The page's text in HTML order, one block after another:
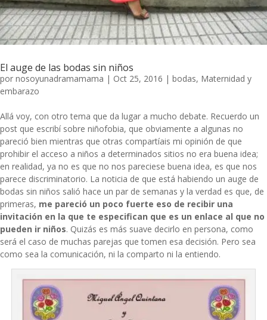
El auge de las bodas sin niños
por nosoyunadramamama | Oct 25, 2016 | bodas, Maternidad y
embarazo
Allá voy, con otro tema que da lugar a mucho debate. Recuerdo un
post que escribí sobre niñofobia, que obviamente a algunas no
pareció bien mientras que otras compartíais mi opinión de que
prohibir el acceso a niños a determinados sitios no era buena idea;
en realidad, ya no es que no nos pareciese buena idea, es que nos
parece discriminatorio. La noticia de que está habiendo un auge de
bodas sin niños salió hace un par de semanas y la verdad es que, de
primeras, me pareció un poco fuerte eso de recibir una
invitación en la que te especifican que es un enlace al que no
pueden ir niños. Quizás es más suave decirlo en persona, como
será el caso de muchas parejas que tomen esa decisión. Pero sea
como sea la comunicación, ni la comparto ni la entiendo.